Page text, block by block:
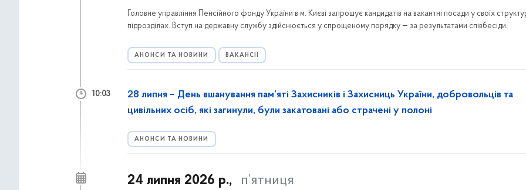
Головне управління Пенсійного фонду України в м. Києві запрошує кандидатів на вакантні посади у своїх
підрозділах. Вступ на державну службу здійснюється у спрощеному порядку — за результатами співбесіди.
АНОНСИ ТА НОВИНИ ВАКАНСІЇ
28 липня – День вшанування пам’яті Захисників і Захисниць України, добровольців та
цивільних осіб, які загинули, були закатовані або страчені у полоні
АНОНСИ ТА НОВИНИ
10:03
24 липня 2026 р., п’ятниця